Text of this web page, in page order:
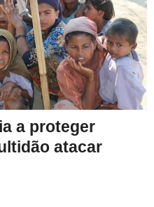
a proteger
atacar